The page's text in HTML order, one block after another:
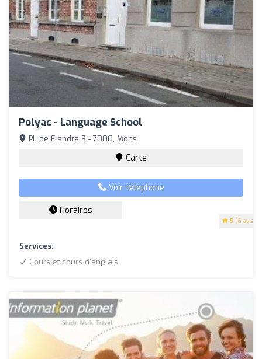
Polyac - Language School
5 (6 avis)
Pl. de Flandre 3 - 7000, Mons
Carte
Voir téléphone
Horaires
Services:
Cours et cours d'anglais